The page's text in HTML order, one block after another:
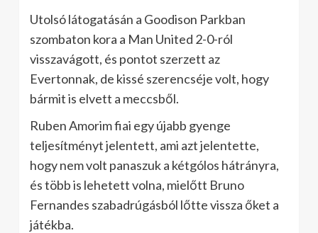
Utolsó látogatásán a Goodison Parkban
szombaton kora a Man United 2-0-ról
visszavágott, és pontot szerzett az
Evertonnak, de kissé szerencséje volt, hogy
bármit is elvett a meccsből.
Ruben Amorim fiai egy újabb gyenge
teljesítményt jelentett, ami azt jelentette,
hogy nem volt panaszuk a kétgólos hátrányra,
és több is lehetett volna, mielőtt Bruno
Fernandes szabadrúgásból lőtte vissza őket a
játékba.